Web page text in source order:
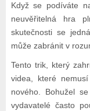
Když se podíváte
neuvěřitelná hra
skutečnosti se
může zabránit v
Tento trik, který
videa, které
nového. Bohužel
vydavatelé často